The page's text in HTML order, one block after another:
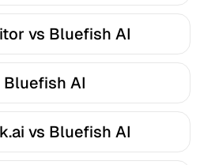
vs Bluefish AI
Bluefish AI
vs Bluefish AI